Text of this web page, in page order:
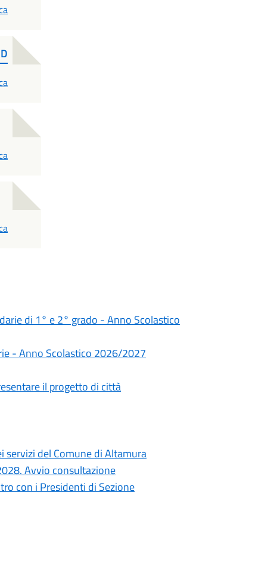
di 1° e 2° grado - Anno Scolastico
- Anno Scolastico 2026/2027
il progetto di città
del Comune di Altamura
Avvio consultazione
con i Presidenti di Sezione